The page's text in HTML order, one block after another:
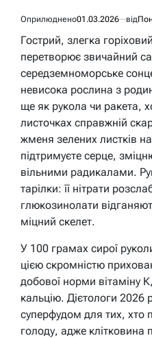
Оприлюднено01.03.2026 від
Гострий, злегка
перетворює звичайний
середземноморське
невисока рослина з
ще як рукола чи ракета,
листочках справжній
жменя зелених листків
підтримуєте серце,
вільними радикалами.
тарілки: її нітрати
глюкозинолати
міцний скелет.
У 100 грамах сирої
цією скромністю
добової норми вітаміну
кальцію. Дієтологи 2026
суперфудом для тих, хто
голоду, адже клітковина